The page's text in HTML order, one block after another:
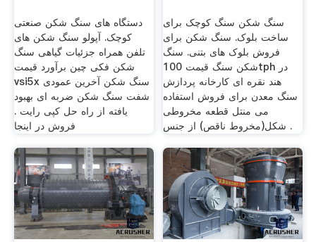
دستگاه های سنگ شکن صنعتی
کوچک. آپولو سنگ شکن های
تلفن همراه جزئیات گیاهی سنگ
شکن فکی چین برآورد قیمت
vsi5x سنگ شکن آخرین عمودی
شفت سنگ شکن ضربه ای بهبود
یافته از راه حل کپی رایت .
فروش در اینجا
سنگ شکن سنگ کوچک برای
ساخت بلوک. سنگ شکن برای
فروش بلوک های بتنی. سنگ
شکن سنگ قیمت 100tph در
هند نقره ای کارخانه پردازش
سنگ معدن برای فروش استفاده
می منتل قطعه مخروطی
شکل(مخروط ناقص) از جنس .